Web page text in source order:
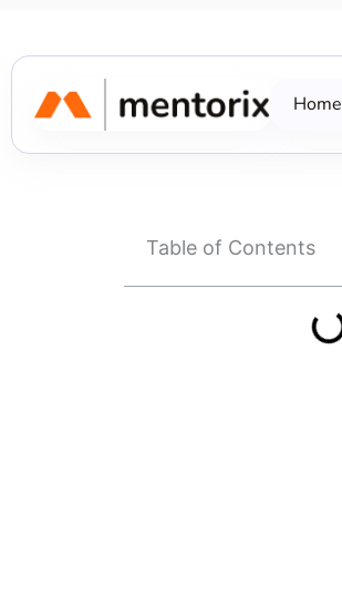
content
Home
Table of Contents